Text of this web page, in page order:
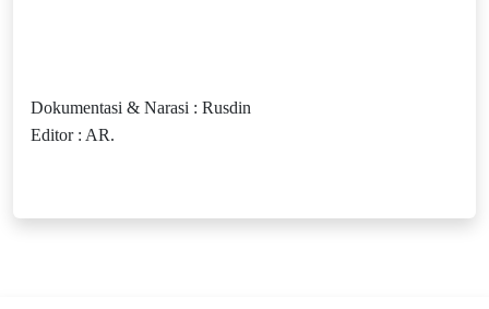
Dokumentasi & Narasi : Rusdin
Editor : AR.